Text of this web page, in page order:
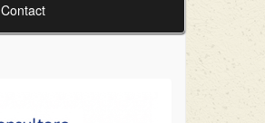
Contact